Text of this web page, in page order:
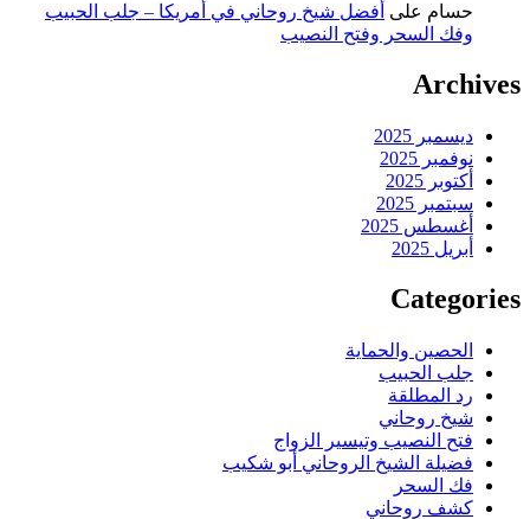
حسام على أفضل شيخ روحاني في أمريكا – جلب الحبيب
وفك السحر وفتح النصيب
Archives
ديسمبر 2025
نوفمبر 2025
أكتوبر 2025
سبتمبر 2025
أغسطس 2025
أبريل 2025
Categories
الحصين والحماية
جلب الحبيب
رد المطلقة
شيخ روحاني
فتح النصيب وتيسير الزواج
فضيلة الشيخ الروحاني أبو شكيب
فك السحر
كشف روحاني